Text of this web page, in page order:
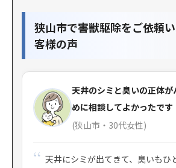
狭山市で害獣駆除をご依頼
客様の声
天井のシミと臭いの正体が
めに相談してよかったです
(狭山市・30代女性)
天井にシミが出てきて、臭いもひ